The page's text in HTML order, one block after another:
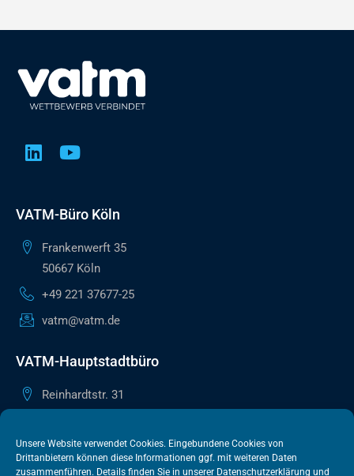
Unsere Website verwendet Cookies. Eingebundene Cookies von
Drittanbietern können diese Informationen ggf. mit weiteren Daten
zusammenführen. Details finden Sie in unserer Datenschutzerklärung und
VATM-Büro Köln
Frankenwerft 35
50667 Köln
+49 221 37677-25
vatm@vatm.de
VATM-Hauptstadtbüro
Reinhardtstr. 31
+49 30 505615-38
berlin@vatm.de